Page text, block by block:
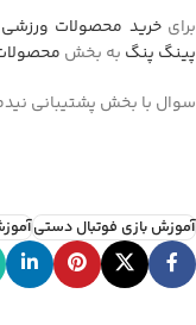
برایخرید محصولات ورزشی
پینگ پنگ به بخش
سوال با بخش پشتیبانی
آموزش بازی فوتبال دستی